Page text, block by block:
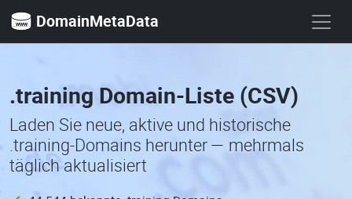
DomainMetaData
.training Domain-Liste (CSV)
Laden Sie neue, aktive und historische
.training-Domains herunter — mehrmals
täglich aktualisiert